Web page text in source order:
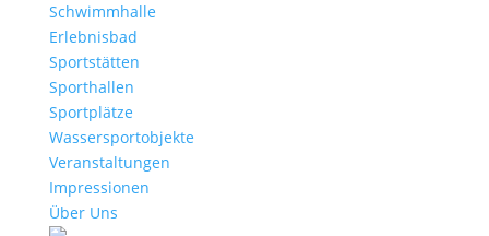
Schwimmhalle
Erlebnisbad
Sportstätten
Sporthallen
Sportplätze
Wassersportobjekte
Veranstaltungen
Impressionen
Über Uns